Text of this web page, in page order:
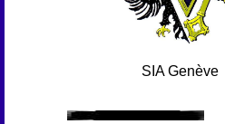
SIA Genève